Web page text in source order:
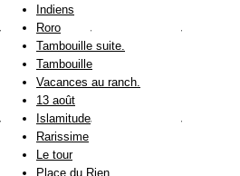
Indiens
Roro
Tambouille suite.
Tambouille
Vacances au ranch.
13 août
Islamitude
Rarissime
Le tour
Place du Rien